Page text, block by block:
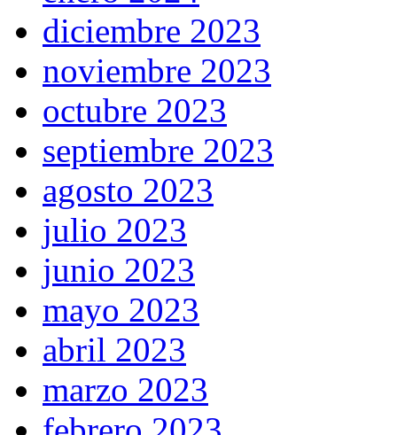
diciembre 2023
noviembre 2023
octubre 2023
septiembre 2023
agosto 2023
julio 2023
junio 2023
mayo 2023
abril 2023
marzo 2023